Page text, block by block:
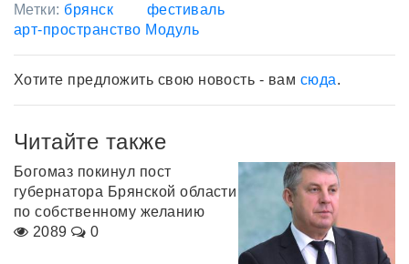
Метки: брянск
фестиваль
арт-пространство Модуль
Хотите предложить свою новость - вам сюда.
Читайте также
Богомаз покинул пост
губернатора Брянской области
по собственному желанию
2089
0